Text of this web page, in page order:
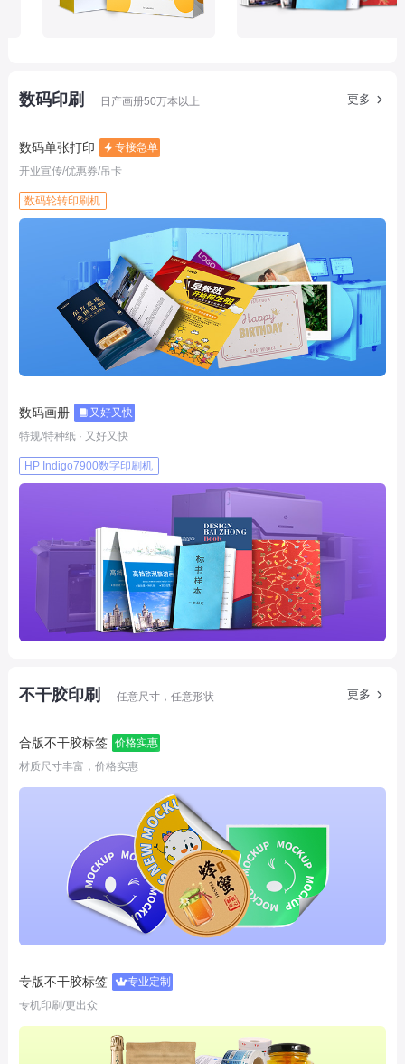
数码印刷 日产画册50万本以上 更多
数码单张打印
专接急单
开业宣传/优惠券/吊卡
数码轮转印刷机
数码画册
又好又快
特规/特种纸 · 又好又快
HP Indigo7900数字印刷机
不干胶印刷 任意尺寸，任意形状 更多
合版不干胶标签
价格实惠
材质尺寸丰富，价格实惠
专版不干胶标签
专业定制
专机印刷/更出众